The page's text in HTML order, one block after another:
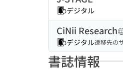
デジタル
CiNii Research
デジタル遷移先の
書誌情報